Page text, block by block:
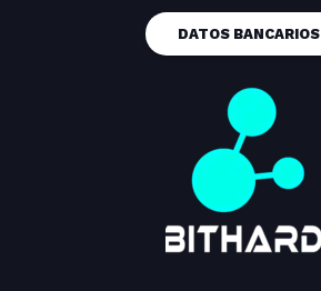
DATOS BANCARIOS